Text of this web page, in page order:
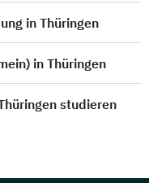
in Thüringen
in Thüringen
studieren